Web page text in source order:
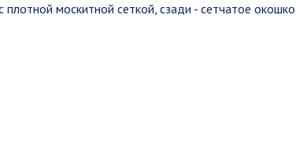
москитной сеткой, сзади - сетчатое